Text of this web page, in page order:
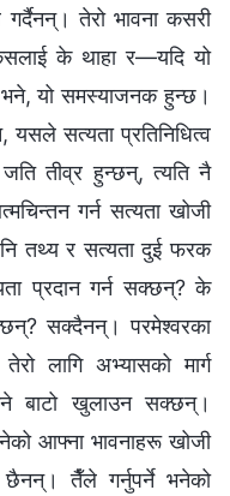
गर्दैनन्। तेरो भावना कसरी
के थाहा र—यदि यो
भने, यो समस्याजनक हुन्छ।
सत्यता प्रतिनिधित्व
तीव्र हुन्छन्, त्यति नै
गर्न सत्यता खोजी
तथ्य र सत्यता दुई फरक
प्रदान गर्न सक्छन्? के
सक्दैनन्। परमेश्‍वरका
लागि अभ्यासको मार्ग
बाटो खुलाउन सक्छन्।
आफ्ना भावनाहरू खोजी
छैनन्। तैँले गर्नुपर्ने भनेको